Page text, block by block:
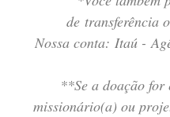
de transferência
Nossa conta: Itaú -
**Se a doação for
missionário(a) ou